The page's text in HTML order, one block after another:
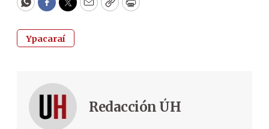
WhatsApp
Facebook
Twitter
EmailCopyPrint
Ypacaraí
Redacción ÚH